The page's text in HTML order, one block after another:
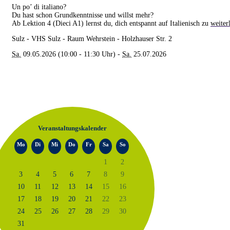
Un po’ di italiano?
Du hast schon Grundkenntnisse und willst mehr?
Ab Lektion 4 (Dieci A1) lernst du, dich entspannt auf Italienisch zu
Sulz - VHS Sulz - Raum Wehrstein - Holzhauser Str. 2
Sa. 09.05.2026 (10:00 - 11:30 Uhr) - Sa. 25.07.2026
Veranstaltungskalender
Mo Di Mi Do Fr Sa So
1
2
3
4 5 6 7 8
9
10
11 12 13 14 15
16
17
18 19 20 21 22
23
24
25 26 27 28 29
30
31